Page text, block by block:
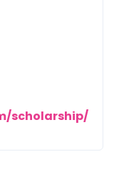
scholarship/